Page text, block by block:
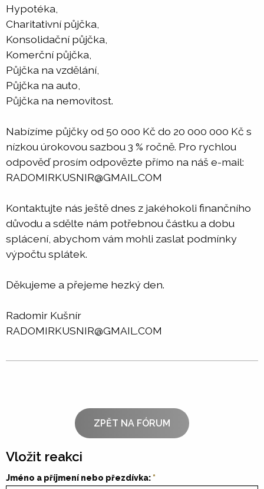
Hypotéka,
Charitativní půjčka,
Konsolidační půjčka,
Komerční půjčka,
Půjčka na vzdělání,
Půjčka na auto,
Půjčka na nemovitost.
Nabízíme půjčky od 50 000 Kč do 20 000 000 Kč s
nízkou úrokovou sazbou 3 % ročně. Pro rychlou
odpověď prosím odpovězte přímo na náš e-mail:
RADOMIRKUSNIR@GMAIL.COM
Kontaktujte nás ještě dnes z jakéhokoli finančního
důvodu a sdělte nám potřebnou částku a dobu
splácení, abychom vám mohli zaslat podmínky
výpočtu splátek.
Děkujeme a přejeme hezký den.
Radomir Kušnír
RADOMIRKUSNIR@GMAIL.COM
ZPĚT NA FÓRUM
Vložit reakci
Jméno a příjmení nebo přezdívka: